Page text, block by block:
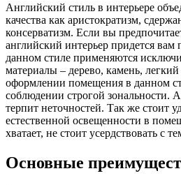
Английский стиль в интерьере
качества как аристократизм,
консерватизм. Если вы
английский интерьер придется вам
данном стиле применяются
материалы – дерево, камень,
оформлении помещения в данном
соблюдении строгой зональности.
терпит неточностей. Так же стоит
естественной освещенности в
хватает, не стоит усердствовать с
Основные